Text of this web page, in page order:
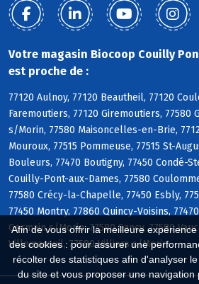
Afin de vous offrir la meilleure
des cookies : pour assurer une
récolter des statistiques afin d'analyser
du site et vous proposer une navigation
Votre magasin Biocoop Couilly
est proche de :
77120 Aulnoy, 77120 Beautheil, 77120
Faremoutiers, 77120 Giremoutiers, 77580
s/Morin, 77580 Maisoncelles-en-Brie,
Mouroux, 77515 Pommeuse, 77515 St-
Bouleurs, 77470 Boutigny, 77450 Condé-
Couilly-Pont-aux-Dames, 77580
77580 Crécy-la-Chapelle, 77450 Esbly,
77450 Montry, 77860 Quincy-Voisins,
Germain s/Morin, 77580 Sancy, 77580
Villemareuil, 77580 Villiers s/Morin